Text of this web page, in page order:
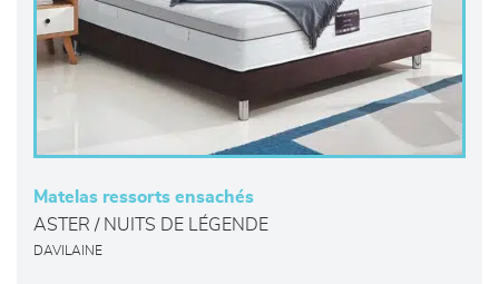
Matelas ressorts ensachés
ASTER / NUITS DE LÉGENDE
DAVILAINE